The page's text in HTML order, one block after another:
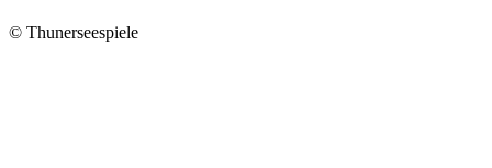
© Thunerseespiele